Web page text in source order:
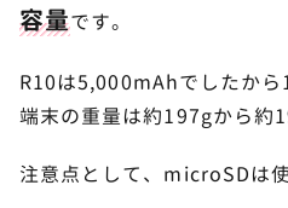
容量です。
R10は5,000mAhでしたから
端末の重量は約197gから約
注意点として、microSDは